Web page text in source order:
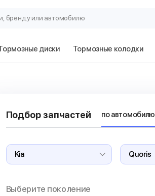
бренду или автомобилю
диски Тормозные колодки
Подбор запчастей по автомобилю
Выберите поколение